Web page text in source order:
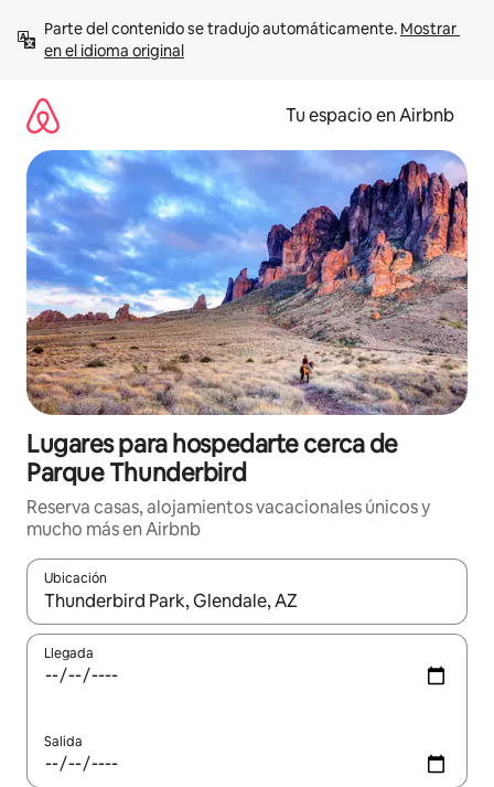
contenido
Parte del contenido se tradujo automáticamente. Mostrar
en el idioma original
Tu espacio en Airbnb
Lugares para hospedarte cerca de
Parque Thunderbird
Reserva casas, alojamientos vacacionales únicos y
mucho más en Airbnb
Ubicación
Cuando los resultados estén disponibles, podrás navegar
Llegada
Salida